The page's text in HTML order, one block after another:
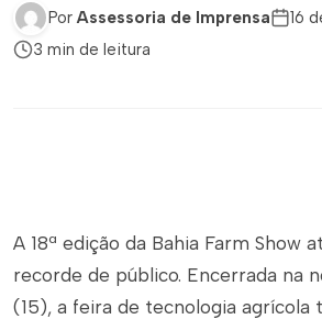
Por Assessoria de Imprensa
16
3 min de leitura
A 18ª edição da Bahia Farm Show
recorde de público. Encerrada na
(15), a feira de tecnologia agrícola